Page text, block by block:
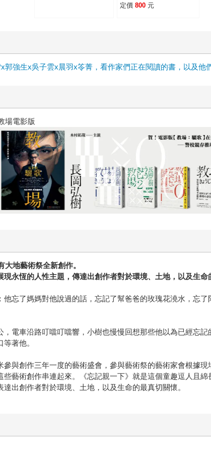
定價 800 元
x郭強生x吳子雲x晨羽x笭菁，看作家們正在閱讀的書，以及
十字殺
地藝術祭全新創作。
永恆的人性主題，傳達出創作者對於環境、土地，以及生命
他忘了媽媽對他說過的話，忘記了幫爸爸的玫瑰花澆水，忘
，電車沿路叮噹叮噹響，小樹也慢慢回想那些他以為已經忘
著他。
參與創作三年一度的藝術盛會，參與藝術祭的藝術家會根據
藝術創作串連起來。《忘記親一下》就是這個童趣逗人且
出創作者對於環境、土地，以及生命的最真切關懷。